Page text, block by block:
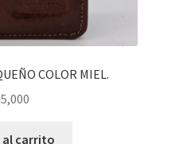
COLOR MIEL.
al carrito